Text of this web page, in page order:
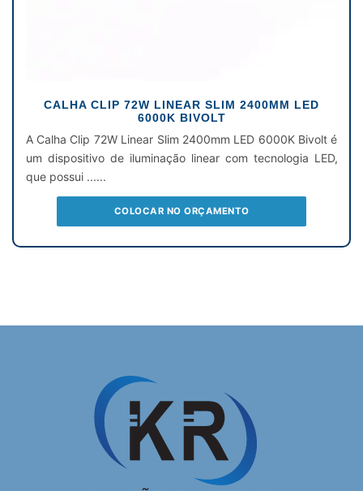
CALHA CLIP 72W LINEAR SLIM 2400MM LED
6000K BIVOLT
A Calha Clip 72W Linear Slim 2400mm LED 6000K Bivolt é
um dispositivo de iluminação linear com tecnologia LED,
que possui ......
COLOCAR NO ORÇAMENTO